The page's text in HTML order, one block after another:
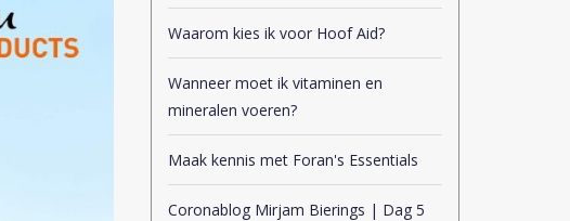
Waarom kies ik voor Hoof Aid?
Wanneer moet ik vitaminen en
mineralen voeren?
Maak kennis met Foran's Essentials
Coronablog Mirjam Bierings | Dag 5